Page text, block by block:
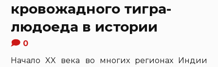
кровожадного тигра-
людоеда в истории
0
Начало XX века во многих регионах Индии